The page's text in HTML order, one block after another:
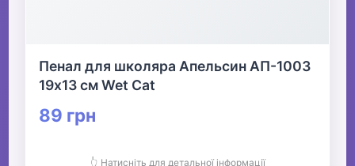
Пенал для школяра Апельсин АП-1003
19х13 см Wet Cat
89 грн
👆 Натисніть для детальної інформації